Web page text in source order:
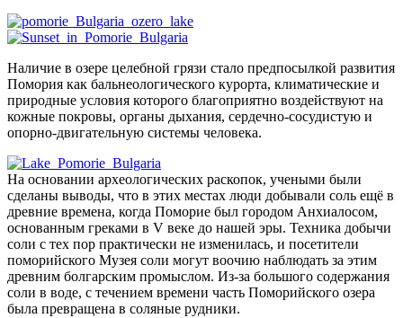
Наличие в озере целебной грязи стало предпосылкой развития
Помория как бальнеологического курорта, климатические и
природные условия которого благоприятно воздействуют на
кожные покровы, органы дыхания, сердечно-сосудистую и
опорно-двигательную системы человека.
На основании археологических раскопок, учеными были
сделаны выводы, что в этих местах люди добывали соль ещё в
древние времена, когда Поморие был городом Анхиалосом,
основанным греками в V веке до нашей эры. Техника добычи
соли с тех пор практически не изменилась, и посетители
поморийского Музея соли могут воочию наблюдать за этим
древним болгарским промыслом. Из-за большого содержания
соли в воде, с течением времени часть Поморийского озера
была превращена в соляные рудники.